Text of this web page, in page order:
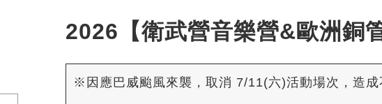
2026【衛武營音樂營&歐洲銅
※因應巴威颱風來襲，取消 7/11(六)活動場次，造